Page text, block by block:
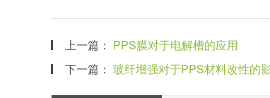
上一篇： PPS膜对于电解槽的应用
下一篇： 玻纤增强对于PPS材料改性的